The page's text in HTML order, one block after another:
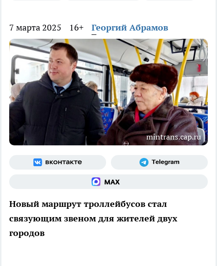
7 марта 2025 16+ Георгий Абрамов
mintrans.cap.ru
Новый маршрут троллейбусов стал
связующим звеном для жителей двух
городов